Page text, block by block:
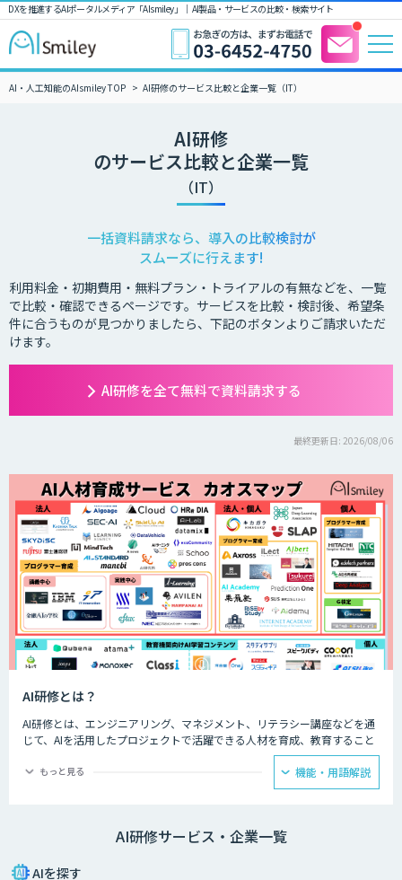
DXを推進するAIポータルメディア「AIsmiley」｜ AI製品・サービスの比較・検索サイト
AI・人工知能のAIsmiley TOP AI研修のサービス比較と企業一覧（IT）
AI研修
のサービス比較と企業一覧
（IT）
一括資料請求なら、導入の比較検討が
スムーズに行えます!
利用料金・初期費用・無料プラン・トライアルの有無などを、一覧
で比較・確認できるページです。サービスを比較・検討後、希望条
件に合うものが見つかりましたら、下記のボタンよりご請求いただ
けます。
AI研修を全て無料で資料請求する
最終更新日: 2026/08/06
AI研修とは？
AI研修とは、エンジニアリング、マネジメント、リテラシー講座などを通
じて、AIを活用したプロジェクトで活躍できる人材を育成、教育すること
です。AI人材を育成、教育することで、企業のAIプロジェクトを成功させ
るための人材を確保することができます。
AIプロジェクトを推進するチームを作ることができるでしょう。
もっと見る 機能・用語解説
AI研修サービス・企業一覧
AIを探す